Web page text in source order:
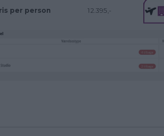
per person 12.395,-